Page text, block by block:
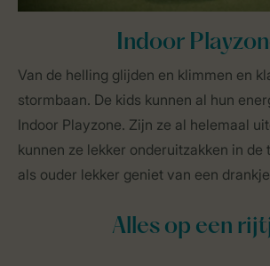
Indoor
Van de helling glijden en klimmen en
stormbaan. De kids kunnen al hun
Indoor Playzone. Zijn ze al helemaal
kunnen ze lekker onderuitzakken in
als ouder lekker geniet van een
Alles op een